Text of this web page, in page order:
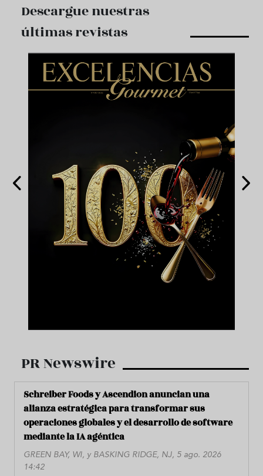
Descargue nuestras
últimas revistas
PR Newswire
Schreiber Foods y Ascendion anuncian una
alianza estratégica para transformar sus
operaciones globales y el desarrollo de software
mediante la IA agéntica
GREEN BAY, WI, y BASKING RIDGE, NJ, 5 ago. 2026
14:42